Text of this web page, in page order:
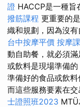
證 HACCP是一種旨
撥筋課程 更重要的
織和規劃，因為沒有
台中按摩平價 按摩
動自助餐，就必須
或飲料是現場準備
準備好的食品或飲
而這些服務要素在交
士證照班2023